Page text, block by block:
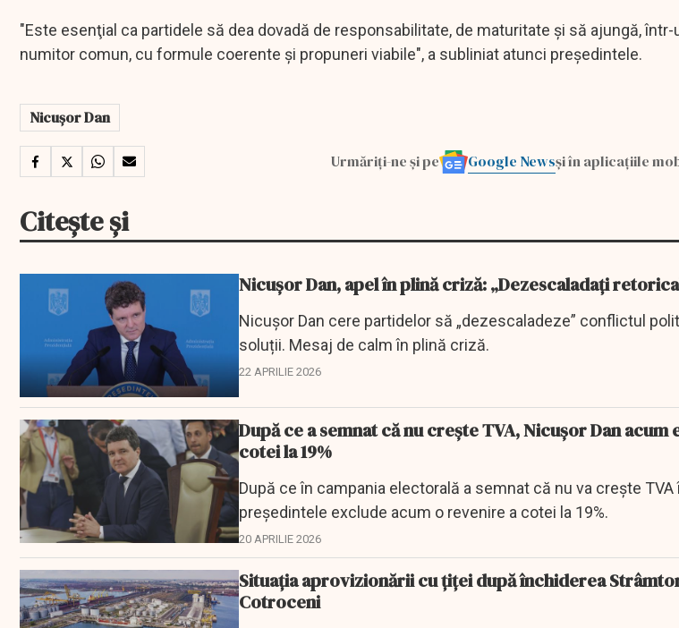
"Este esenţial ca partidele să dea dovadă de responsabilitate, de maturitate şi să ajungă, într-
numitor comun, cu formule coerente şi propuneri viabile", a subliniat atunci preşedintele.
Nicușor Dan
Urmăriți-ne și pe Google Newsși în aplicațiile
Citește și
Nicușor Dan, apel în plină criză: „Dezescaladați
Nicușor Dan cere partidelor să „dezescaladeze” conflictul
soluții. Mesaj de calm în plină criză.
22 APRILIE 2026
După ce a semnat că nu creşte TVA, Nicuşor Dan
cotei la 19%
După ce în campania electorală a semnat că nu va creşte
preşedintele exclude acum o revenire a cotei la 19%.
20 APRILIE 2026
Situația aprovizionării cu țiței după închiderea
Cotroceni